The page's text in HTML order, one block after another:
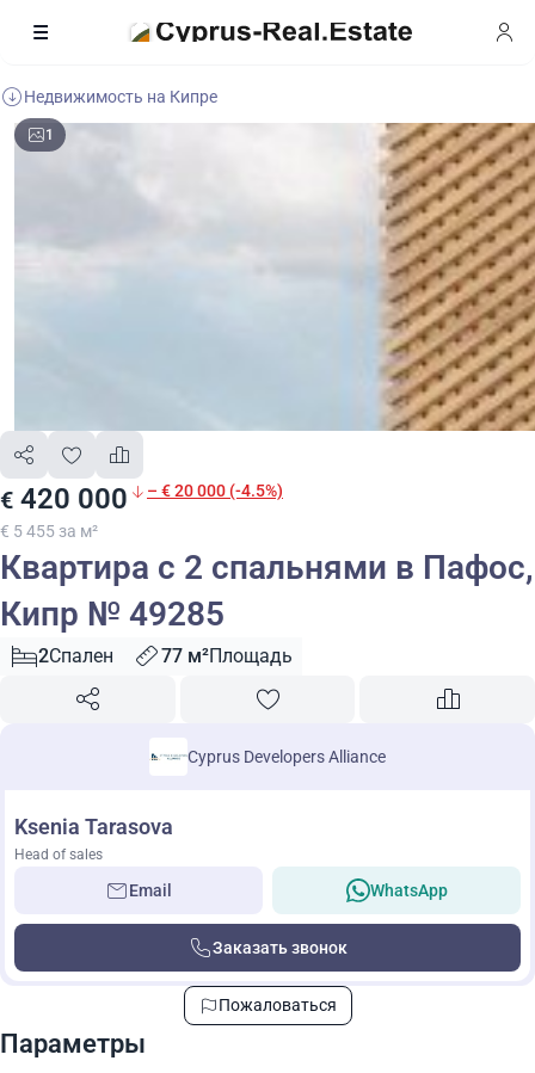
Недвижимость на Кипре
1
€ 420 000 – € 20 000 (-4.5%)
€ 5 455 за м²
Квартира с 2 спальнями в Пафос,
Кипр № 49285
2Спален 77 м²Площадь
Cyprus Developers Alliance
Ksenia Tarasova
Head of sales
Email WhatsApp
Заказать звонок
Пожаловаться
Параметры